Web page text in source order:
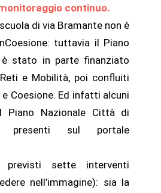
continuo.
di via Bramante non è
tuttavia il Piano
è stato in parte finanziato
e Mobilità, poi confluiti
Coesione. Ed infatti alcuni
Piano Nazionale Città di
presenti sul portale
previsti sette interventi
nell’immagine): sia la